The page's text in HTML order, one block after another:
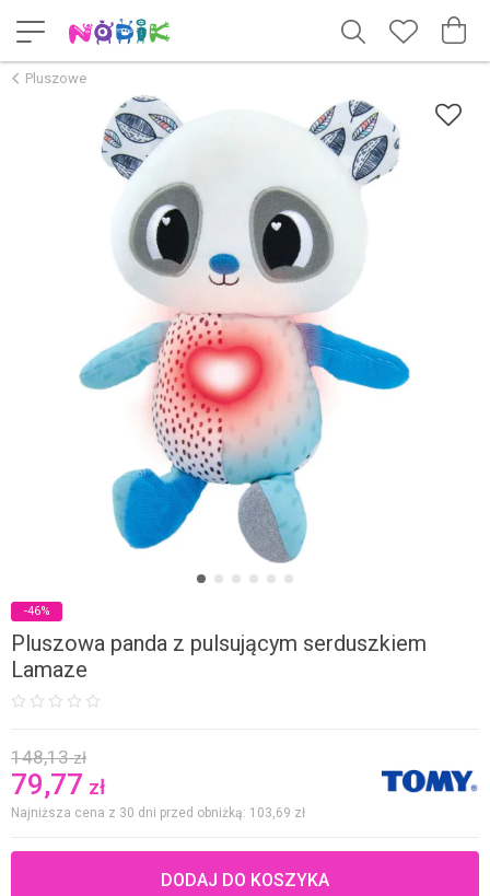
Pluszowe
Pluszowa panda z pulsującym serduszkiem
Lamaze
148,13zł
79,77 zł
Najniższa cena z 30 dni przed obniżką: 103,69 zł
DODAJ DO KOSZYKA
-46%